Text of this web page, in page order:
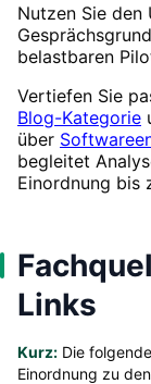
Nutzen Sie
belastbaren
Vertiefen Sie
Blog-Kategorie
über
begleitet
Einordnung bis
Links
Kurz: Die
Einordnung zu